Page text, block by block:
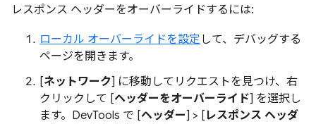
レスポンス ヘッダーをオーバーライドするには:
ローカル オーバーライドを設定 して、デバッグする
ページを開きます。
[ネットワーク] に移動してリクエストを見つけ、右
クリックして [ヘッダーをオーバーライド] を選択し
ます。DevTools で [ヘッダー] > [ レスポンス ヘッダ